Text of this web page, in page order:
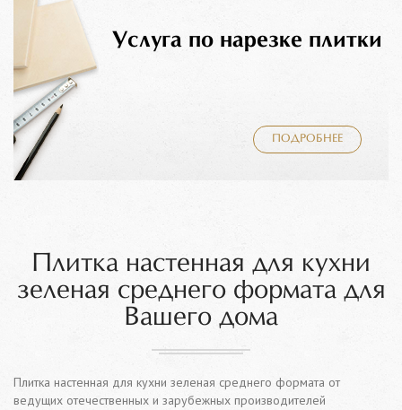
Услуга по нарезке плитки
ПОДРОБНЕЕ
Плитка настенная для кухни
зеленая среднего формата для
Вашего дома
Плитка настенная для кухни зеленая среднего формата от
ведущих отечественных и зарубежных производителей